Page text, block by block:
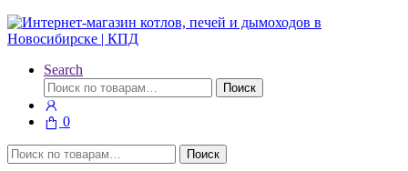
Search
Искать:
Поиск
0
Искать:
Поиск